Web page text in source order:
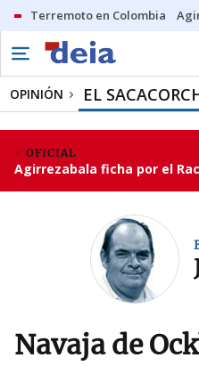
Terremoto en Colombia
OPINIÓN EL
OFICIAL
Agirrezabala ficha por el
Navaja de